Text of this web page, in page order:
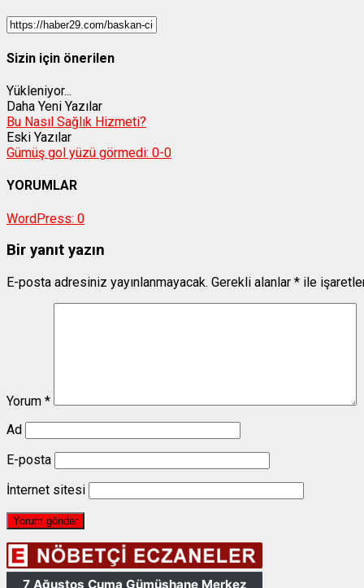
Sizin için önerilen
Yükleniyor...
Daha Yeni Yazılar
Bu Nasıl Sağlık Hizmeti?
Eski Yazılar
Gümüş gol yüzü görmedi: 0-0
YORUMLAR
WordPress: 0
Bir yanıt yazın
E-posta adresiniz yayınlanmayacak. Gerekli alanlar * ile
Yorum *
Ad
E-posta
İnternet sitesi